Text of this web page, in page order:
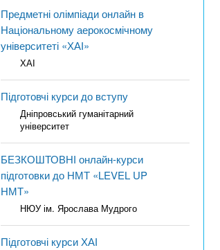
Предметні олімпіади онлайн в
Національному аерокосмічному
університеті «ХАІ»
ХАІ
Підготовчі курси до вступу
Дніпровський гуманітарний
університет
БЕЗКОШТОВНІ онлайн-курси
підготовки до НМТ «LEVEL UP
НМТ»
НЮУ ім. Ярослава Мудрого
Підготовчі курси ХАІ